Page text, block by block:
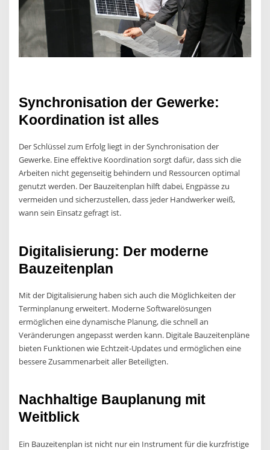
Synchronisation der Gewerke:
Koordination ist alles
Der Schlüssel zum Erfolg liegt in der Synchronisation der
Gewerke. Eine effektive Koordination sorgt dafür, dass sich die
Arbeiten nicht gegenseitig behindern und Ressourcen optimal
genutzt werden. Der Bauzeitenplan hilft dabei, Engpässe zu
vermeiden und sicherzustellen, dass jeder Handwerker weiß,
wann sein Einsatz gefragt ist.
Digitalisierung: Der moderne
Bauzeitenplan
Mit der Digitalisierung haben sich auch die Möglichkeiten der
Terminplanung erweitert. Moderne Softwarelösungen
ermöglichen eine dynamische Planung, die schnell an
Veränderungen angepasst werden kann. Digitale Bauzeitenpläne
bieten Funktionen wie Echtzeit-Updates und ermöglichen eine
bessere Zusammenarbeit aller Beteiligten.
Nachhaltige Bauplanung mit
Weitblick
Ein Bauzeitenplan ist nicht nur ein Instrument für die kurzfristige